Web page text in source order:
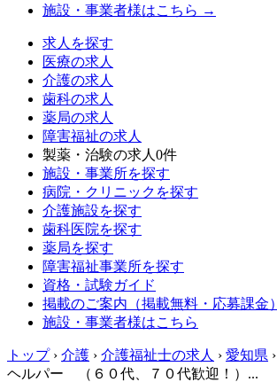
施設・事業者様はこちら →
求人を探す
医療の求人
介護の求人
歯科の求人
薬局の求人
障害福祉の求人
製薬・治験の求人 0件
施設・事業所を探す
病院・クリニックを探す
介護施設を探す
歯科医院を探す
薬局を探す
障害福祉事業所を探す
資格・試験ガイド
掲載のご案内（掲載無料・応募課金）
施設・事業者様はこちら
トップ › 介護 › 介護福祉士の求人 › 愛知県 ›
ヘルパー （６０代、７０代歓迎！）...